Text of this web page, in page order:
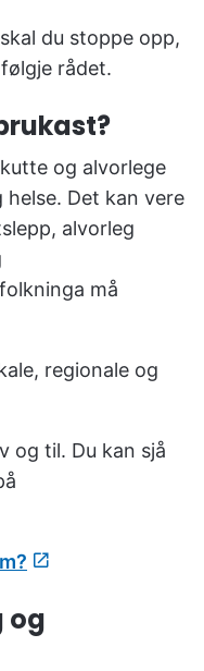
du stoppe opp,
rådet.
og alvorlege
Det kan vere
alvorleg
må
regionale og
og til. Du kan sjå
og